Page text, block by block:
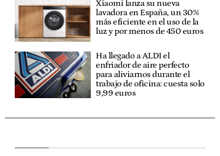
Xiaomi lanza su nueva
lavadora en España, un 30%
más eficiente en el uso de la
luz y por menos de 450 euros
Ha llegado a ALDI el
enfriador de aire perfecto
para aliviarnos durante el
trabajo de oficina: cuesta solo
9,99 euros